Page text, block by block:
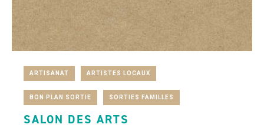
ARTISANAT ARTISTES LOCAUX
BON PLAN SORTIE SORTIES FAMILLES
SALON DES ARTS